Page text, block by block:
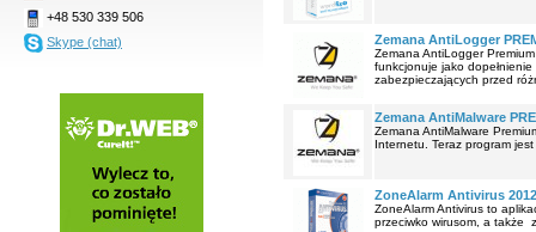
+48 530 339 506
Skype (chat)
Zemana AntiLogger
Zemana AntiLogger
funkcjonuje jako
zabezpieczających przed
Zemana AntiMalware
Zemana AntiMalware
Internetu. Teraz program
ZoneAlarm Antivirus 2012
ZoneAlarm Antivirus to
przeciwko wirusom, a także